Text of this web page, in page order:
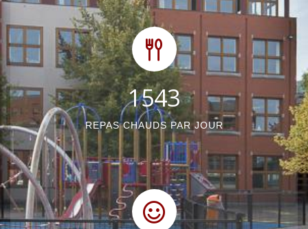
1872
REPAS CHAUDS PAR JOUR